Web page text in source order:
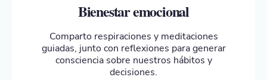
Bienestar emocional
Comparto respiraciones y meditaciones
guiadas, junto con reflexiones para generar
consciencia sobre nuestros hábitos y
decisiones.